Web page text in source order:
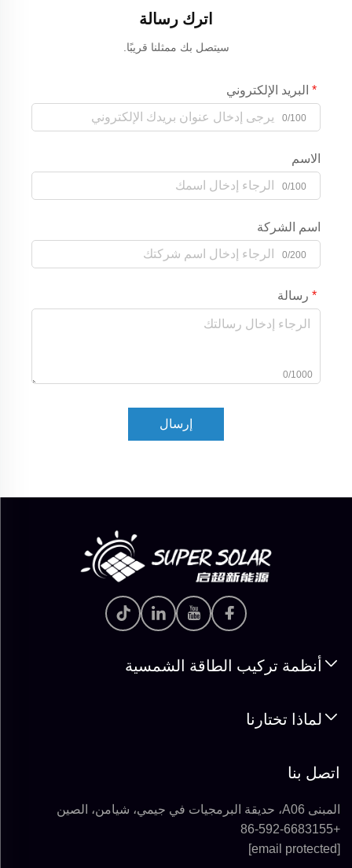
اترك رسالة
سيتصل بك ممثلنا قريبًا.
البريد الإلكتروني
0/100
الاسم
0/100
اسم الشركة
0/200
رسالة
0/1000
إرسال
أنظمة تركيب الطاقة الشمسية
لماذا تختارنا
اتصل بنا
المبنى A06، حديقة البرمجيات في جيمي، شيامن، الصين
+86-592-6683155
[email protected]